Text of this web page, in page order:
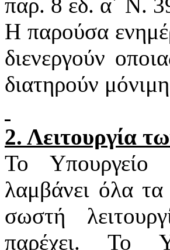
παρ. 8 εδ. α΄ Ν.
Η παρούσα
διενεργούν
διατηρούν
2. Λειτουργία
Το Υπουργείο
λαμβάνει όλα τα
σωστή
παρέχει. Το